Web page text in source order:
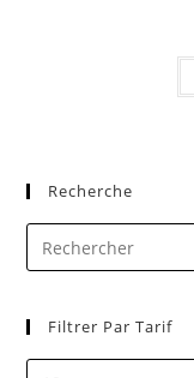
Recherche
Filtrer Par Tarif